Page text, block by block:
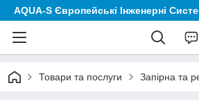
AQUA-S Європейські Інженерні
Товари та послуги Запірна та